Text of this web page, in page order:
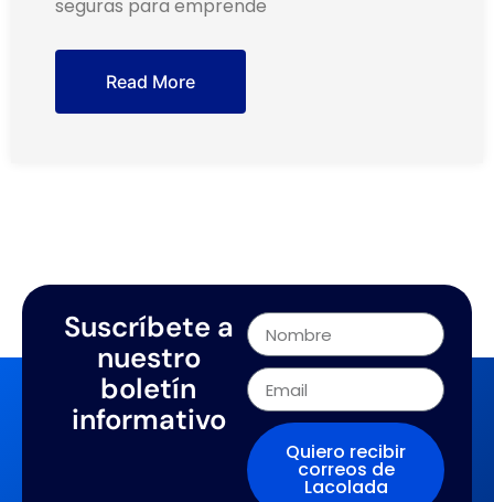
seguras para emprende
Read More
Suscríbete a
nuestro
boletín
informativo
Quiero recibir
correos de
Lacolada